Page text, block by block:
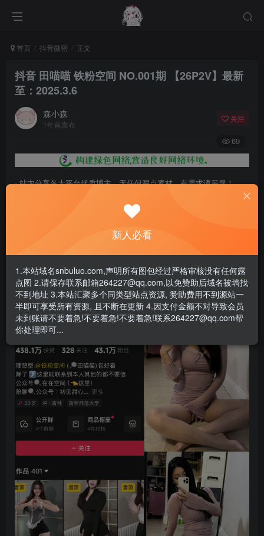
首页 抖音微密 正文
抖音 田喵喵 铁粉空间 NO.001期 【26P2V】最新
至：2025.3.6
森小森
1年前发布
关注
69
- 站内分享各大平台优质博主，无任何漏点素材，有需求请另寻！
- 百度网盘提示提取码错误，请更换浏览器重试，这是百度网盘版本问
- 遇见解压密码不对、无法解压，请查看《解压教程》
- 资源失效/充值未到账/账号解禁...等问题请《提交工单》
新人必看
1.本站域名snbuluo.com,声明所有图包经过严格审核没有任何露
点图 2.请保存联系邮箱264227@qq.com,以免赞助后域名被墙找
不到地址 3.本站汇聚多个同类型站点资源, 赞助费用不到源站一
半即可享受所有资源, 且不断在更新 4.因支付金额不对导致会员
未到账请不要着急!不要着急!不要着急!联系264227@qq.com帮
你处理即可...